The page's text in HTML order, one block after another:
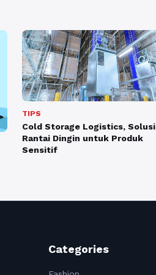
TIPS
Cold Storage Logistics, Solusi
Rantai Dingin untuk Produk
Sensitif
Categories